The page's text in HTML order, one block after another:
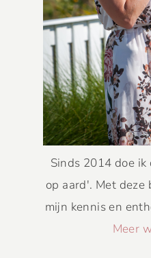
Sinds 2014 doe ik
op aard'. Met deze
mijn kennis en
Meer